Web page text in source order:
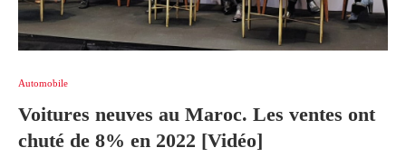
Automobile
Voitures neuves au Maroc. Les ventes ont
chuté de 8% en 2022 [Vidéo]